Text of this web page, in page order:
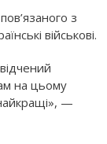
з
військові.
на цьому
—